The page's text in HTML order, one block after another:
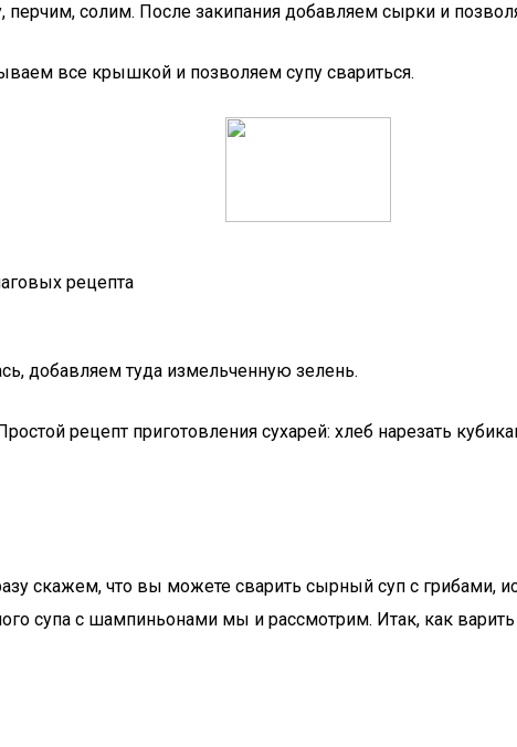
солим. После закипания добавляем сырки и
все крышкой и позволяем супу свариться.
рецепта
добавляем туда измельченную зелень.
рецепт приготовления сухарей: хлеб нарезать
скажем, что вы можете сварить сырный суп с
супа с шампиньонами мы и рассмотрим. Итак, как